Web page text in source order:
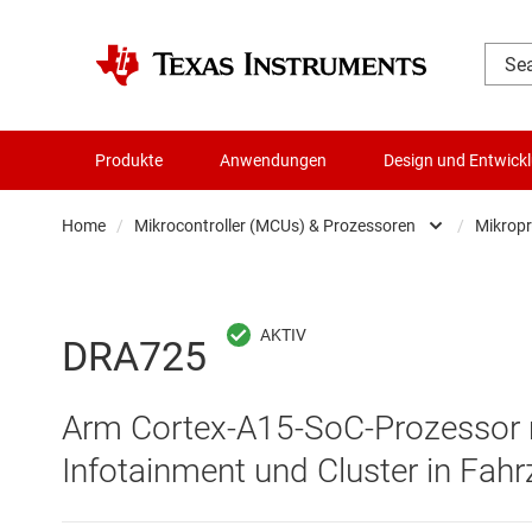
Produkte Anwendungen Design und
Home / Mikrocontroller (MCUs) & Prozessoren
Batteriemanagement-ICs
Die- & Wafer-Services
DLP-Produkte
/
DRA725
Arm Cortex-A15-SoC-
Infotainment und Cluster in